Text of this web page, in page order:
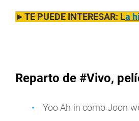
►TE PUEDE INTERESAR: La
Reparto de #Vivo,
Yoo Ah-in como Joon-